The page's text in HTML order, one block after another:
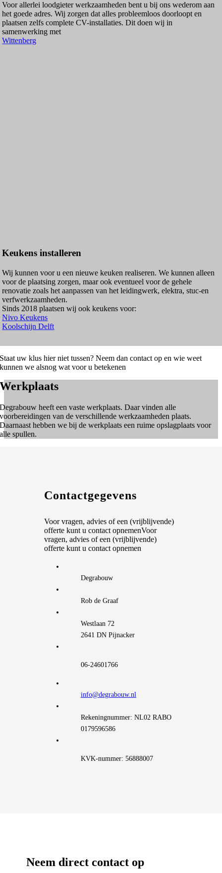
Voor allerlei loodgieter werkzaamheden bent u bij ons wederom aan
het goede adres. Wij zorgen dat alles probleemloos doorloopt en
plaatsen zelfs complete CV-installaties. Dit doen wij in
samenwerking met
Wittenberg
Keukens installeren
Wij kunnen voor u een nieuwe keuken realiseren. We kunnen alleen
voor de plaatsing zorgen, maar ook eventueel voor de gehele
renovatie zoals het aanpassen van het leidingwerk, elektra, stuc-en
verfwerkzaamheden.
Sinds 2018 plaatsen wij ook keukens voor:
Nivo Keukens
Koolschijn Delft
Staat uw klus hier niet tussen? Neem dan contact op en wie weet
kunnen we alsnog wat voor u betekenen
Werkplaats
Degrabouw heeft een vaste werkplaats. Daar vinden alle
voorbereidingen van de verschillende werkzaamheden plaats.
Daarnaast hebben we bij de werkplaats een ruime opslagplaats voor
alle spullen.
Contactgegevens
Voor vragen, advies of een (vrijblijvende)
offerte kunt u contact opnemenVoor
vragen, advies of een (vrijblijvende)
offerte kunt u contact opnemen
Degrabouw
Rob de Graaf
Westlaan 72
2641 DN Pijnacker
06-24601766
info@degrabouw.nl
Rekeningnummer: NL02 RABO
0179596586
KVK-nummer: 56888007
Neem direct contact op